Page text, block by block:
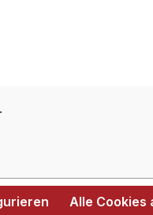
Alle Cookies